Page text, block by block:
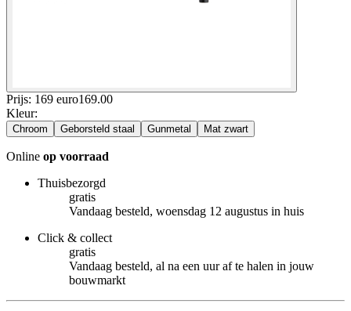
Prijs: 169 euro169.00
Kleur:
Chroom Geborsteld staal Gunmetal Mat zwart
Online op voorraad
Thuisbezorgd
gratis
Vandaag besteld, woensdag 12 augustus in huis
Click & collect
gratis
Vandaag besteld, al na een uur af te halen in jouw
bouwmarkt